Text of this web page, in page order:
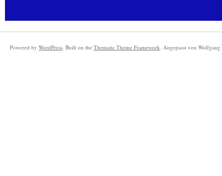
Powered by WordPress. Built on the Thematic Theme Framework. Angepasst von